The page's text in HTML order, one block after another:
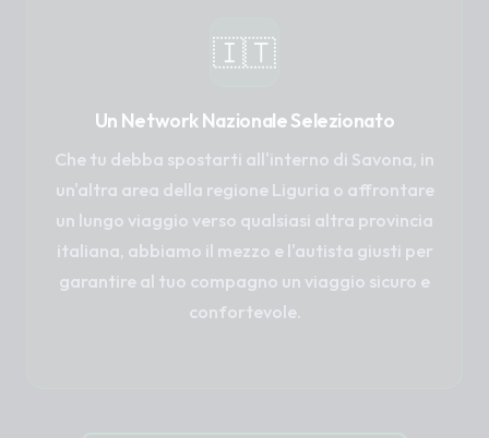
🇮🇹
Un Network Nazionale Selezionato
Che tu debba spostarti all'interno di Savona, in
un'altra area della regione Liguria o affrontare
un lungo viaggio verso qualsiasi altra provincia
italiana, abbiamo il mezzo e l'autista giusti per
garantire al tuo compagno un viaggio sicuro e
confortevole.